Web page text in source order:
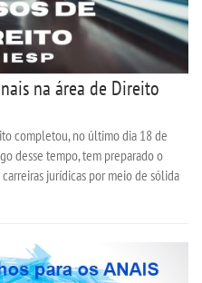
na área de Direito
completou, no último dia 18 de
desse tempo, tem preparado o
jurídicas por meio de sólida